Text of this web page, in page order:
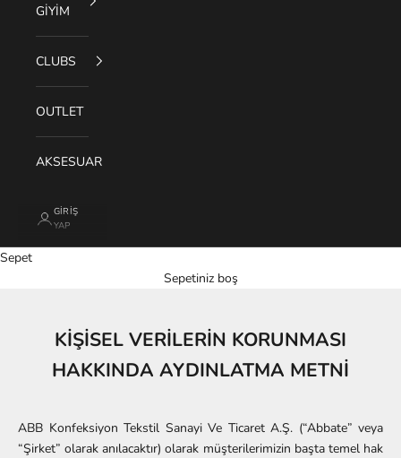
GİYİM
CLUBS
OUTLET
AKSESUAR
GIRIŞ
YAP
Sepet
Sepetiniz boş
KİŞİSEL VERİLERİN KORUNMASI
HAKKINDA AYDINLATMA METNİ
ABB Konfeksiyon Tekstil Sanayi Ve Ticaret A.Ş. (“Abbate” veya
“Şirket” olarak anılacaktır) olarak müşterilerimizin başta temel hak